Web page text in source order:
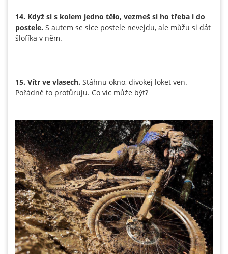
14. Když si s kolem jedno tělo, vezmeš si ho třeba i do
postele. S autem se sice postele nevejdu, ale můžu si dát
šlofíka v něm.
15. Vítr ve vlasech. Stáhnu okno, divokej loket ven.
Pořádně to protůruju. Co víc může být?